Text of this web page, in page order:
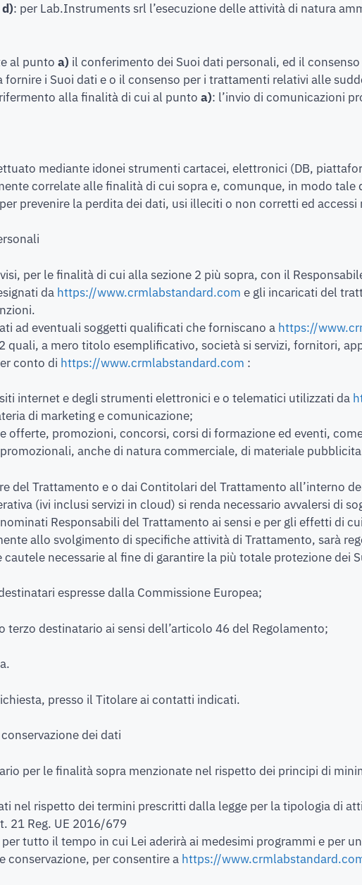
d): per Lab.Instruments srl l’esecuzione delle attività di natura
al punto a) il conferimento dei Suoi dati personali, ed il
i Suoi dati e o il consenso per i trattamenti relativi alle
alla finalità di cui al punto a): l’invio di comunicazioni
mediante idonei strumenti cartacei, elettronici (DB,
correlate alle finalità di cui sopra e, comunque, in modo tale
prevenire la perdita dei dati, usi illeciti o non corretti ed
per le finalità di cui alla sezione 2 più sopra, con il
da https://www.crmlabstandard.com e gli incaricati del
ad eventuali soggetti qualificati che forniscano a https://
quali, a mero titolo esemplificativo, società si servizi, fornitori,
conto di https://www.crmlabstandard.com :
internet e degli strumenti elettronici e o telematici utilizzati da
di marketing e comunicazione;
offerte, promozioni, concorsi, corsi di formazione ed eventi,
anche di natura commerciale, di materiale
del Trattamento e o dai Contitolari del Trattamento all’interno
(ivi inclusi servizi in cloud) si renda necessario avvalersi di
Responsabili del Trattamento ai sensi e per gli effetti di
allo svolgimento di specifiche attività di Trattamento, sarà
necessarie al fine di garantire la più totale protezione dei
espresse dalla Commissione Europea;
terzo destinatario ai sensi dell’articolo 46 del Regolamento;
presso il Titolare ai contatti indicati.
dei dati
per le finalità sopra menzionate nel rispetto dei principi di
nel rispetto dei termini prescritti dalla legge per la tipologia di
21 Reg. UE 2016/679
tutto il tempo in cui Lei aderirà ai medesimi programmi e per
conservazione, per consentire a https://